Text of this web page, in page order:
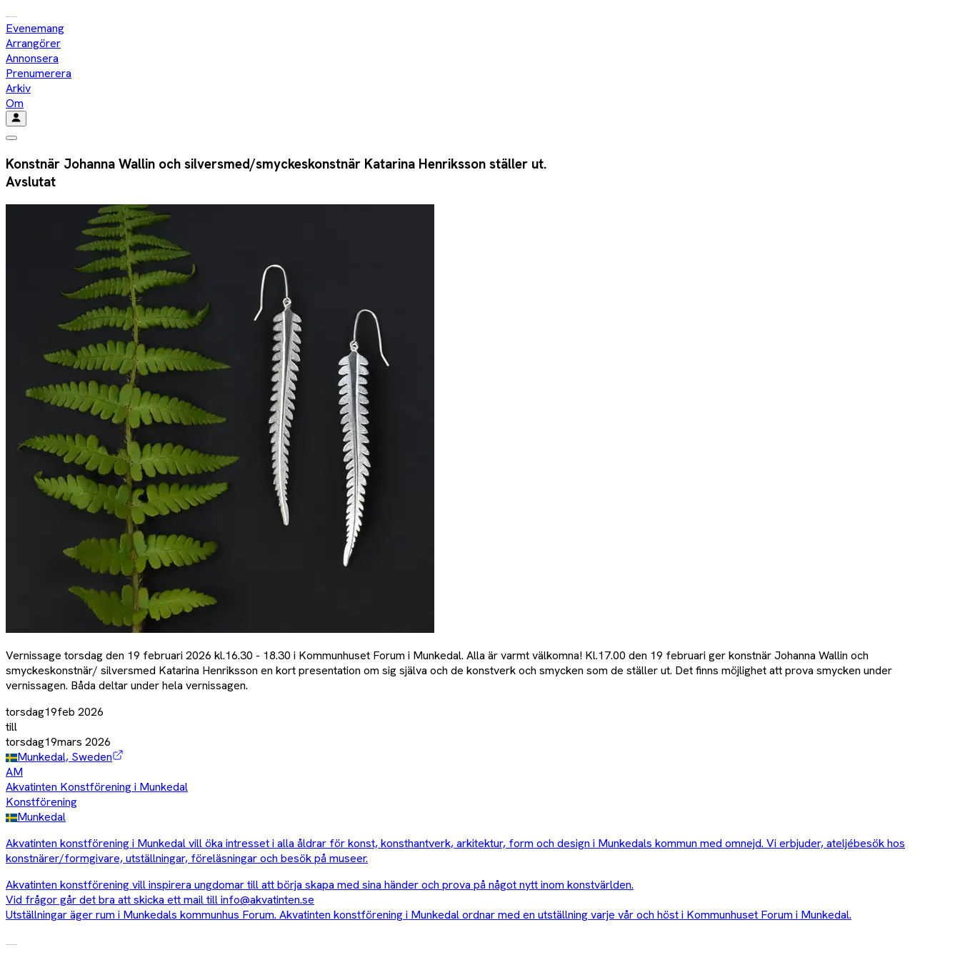
Evenemang
Arrangörer
Annonsera
Prenumerera
Arkiv
Om
Konstnär Johanna Wallin och silversmed/smyckeskonstnär Katarina Henriksson ställer ut.
Avslutat
Vernissage torsdag den 19 februari 2026 kl.16.30 - 18.30 i Kommunhuset Forum i Munkedal. Alla är varmt välkomna! Kl.17.00 den 19 februari ger konstnär Johanna Wallin och
smyckeskonstnär/ silversmed Katarina Henriksson en kort presentation om sig själva och de konstverk och smycken som de ställer ut. Det finns möjlighet att prova smycken under
vernissagen. Båda deltar under hela vernissagen.
torsdag19feb 2026
till
torsdag19mars 2026
Munkedal, Sweden
AM
Akvatinten Konstförening i Munkedal
Konstförening
Munkedal
Akvatinten konstförening i Munkedal vill öka intresset i alla åldrar för konst, konsthantverk, arkitektur, form och design i Munkedals kommun med omnejd. Vi erbjuder, ateljébesök hos
konstnärer/formgivare, utställningar, föreläsningar och besök på museer.
Akvatinten konstförening vill inspirera ungdomar till att börja skapa med sina händer och prova på något nytt inom konstvärlden.
Vid frågor går det bra att skicka ett mail till info@akvatinten.se
Utställningar äger rum i Munkedals kommunhus Forum. Akvatinten konstförening i Munkedal ordnar med en utställning varje vår och höst i Kommunhuset Forum i Munkedal.